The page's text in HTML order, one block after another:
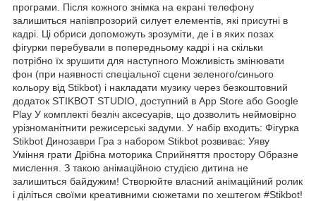
програми. Після кожного знімка на екрані телефону
залишиться напівпрозорий силует елементів, які присутні в
кадрі. Ці обриси допоможуть зрозуміти, де і в яких позах
фігурки перебували в попередньому кадрі і на скільки
потрібно їх зрушити для наступного Можливість змінювати
фон (при наявності спеціальної сцени зеленого/синього
кольору від Stikbot) і накладати музику через безкоштовний
додаток STIKBOT STUDIO, доступний в App Store або Google
Play У комплекті безліч аксесуарів, що дозволить неймовірно
урізноманітнити режисерські задуми. У набір входить: Фігурка
Stikbot Динозаври Гра з набором Stikbot розвиває: Уяву
Уміння грати Дрібна моторика Сприйняття простору Образне
мислення. З такою анімаційною студією дитина не
залишиться байдужим! Створюйте власний анімаційний ролик
і діліться своїми креативними сюжетами по хештегом #Stikbot!